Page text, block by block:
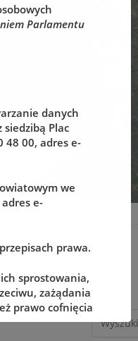
Parlamentu
danych
Plac
48 00, adres e-
we
e-
prawa.
sprostowania,
zażądania
prawo cofnięcia